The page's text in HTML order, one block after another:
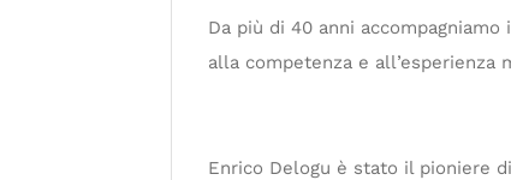
Da più di 40 anni
alla competenza e
Enrico Delogu è stato il pioniere